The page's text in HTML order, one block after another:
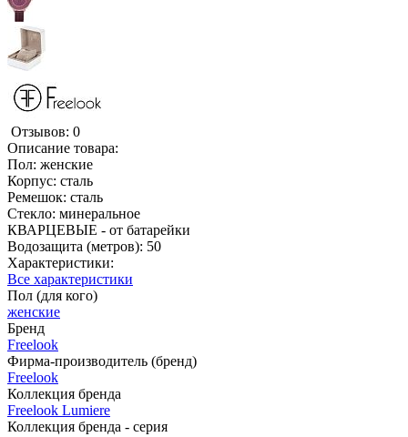
Отзывов: 0
Описание товара:
Пол: женские
Корпус: сталь
Ремешок: сталь
Стекло: минеральное
КВАРЦЕВЫЕ - от батарейки
Водозащита (метров): 50
Характеристики:
Все характеристики
Пол (для кого)
женские
Бренд
Freelook
Фирма-производитель (бренд)
Freelook
Коллекция бренда
Freelook Lumiere
Коллекция бренда - серия